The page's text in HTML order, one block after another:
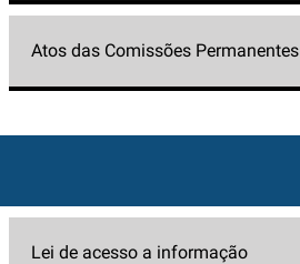
Atos das Comissões Permanentes
Lei de acesso a informação